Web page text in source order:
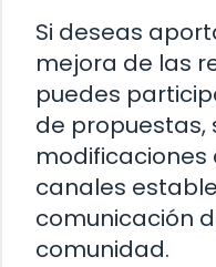
Si deseas
mejora de las
puedes
de propuestas,
modificaciones
canales
comunicación
comunidad.